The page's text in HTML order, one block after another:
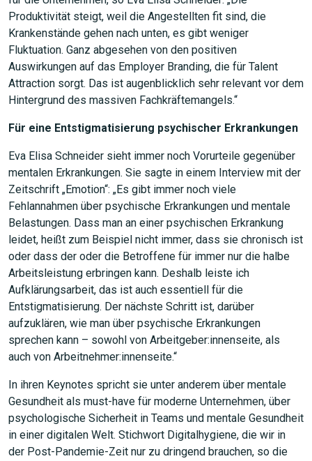
Produktivität steigt, weil die Angestellten fit sind, die
Krankenstände gehen nach unten, es gibt weniger
Fluktuation. Ganz abgesehen von den positiven
Auswirkungen auf das Employer Branding, die für Talent
Attraction sorgt. Das ist augenblicklich sehr relevant vor dem
Hintergrund des massiven Fachkräftemangels.“
Für eine Entstigmatisierung psychischer Erkrankungen
Eva Elisa Schneider sieht immer noch Vorurteile gegenüber
mentalen Erkrankungen. Sie sagte in einem Interview mit der
Zeitschrift „Emotion“: „Es gibt immer noch viele
Fehlannahmen über psychische Erkrankungen und mentale
Belastungen. Dass man an einer psychischen Erkrankung
leidet, heißt zum Beispiel nicht immer, dass sie chronisch ist
oder dass der oder die Betroffene für immer nur die halbe
Arbeitsleistung erbringen kann. Deshalb leiste ich
Aufklärungsarbeit, das ist auch essentiell für die
Entstigmatisierung. Der nächste Schritt ist, darüber
aufzuklären, wie man über psychische Erkrankungen
sprechen kann – sowohl von Arbeitgeber:innenseite, als
auch von Arbeitnehmer:innenseite.“
In ihren Keynotes spricht sie unter anderem über mentale
Gesundheit als must-have für moderne Unternehmen, über
psychologische Sicherheit in Teams und mentale Gesundheit
in einer digitalen Welt. Stichwort Digitalhygiene, die wir in
der Post-Pandemie-Zeit nur zu dringend brauchen, so die
JETZT SUCHEN